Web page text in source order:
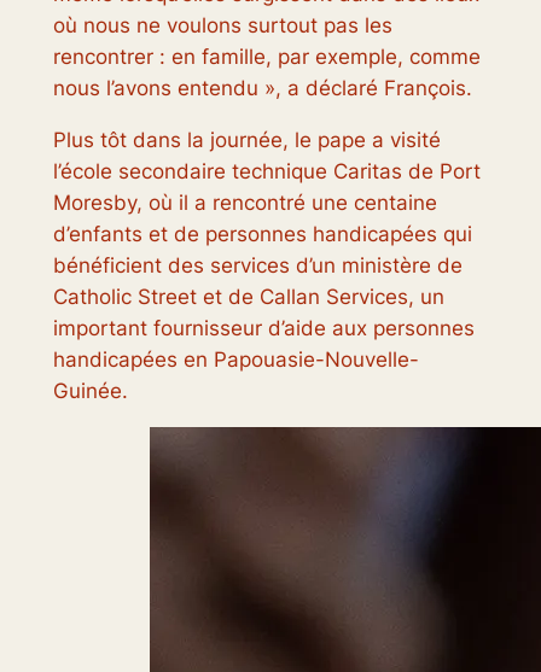
où nous ne voulons surtout pas les
rencontrer : en famille, par exemple, comme
nous l’avons entendu », a déclaré François.
Plus tôt dans la journée, le pape a visité
l’école secondaire technique Caritas de Port
Moresby, où il a rencontré une centaine
d’enfants et de personnes handicapées qui
bénéficient des services d’un ministère de
Catholic Street et de Callan Services, un
important fournisseur d’aide aux personnes
handicapées en Papouasie-Nouvelle-
Guinée.